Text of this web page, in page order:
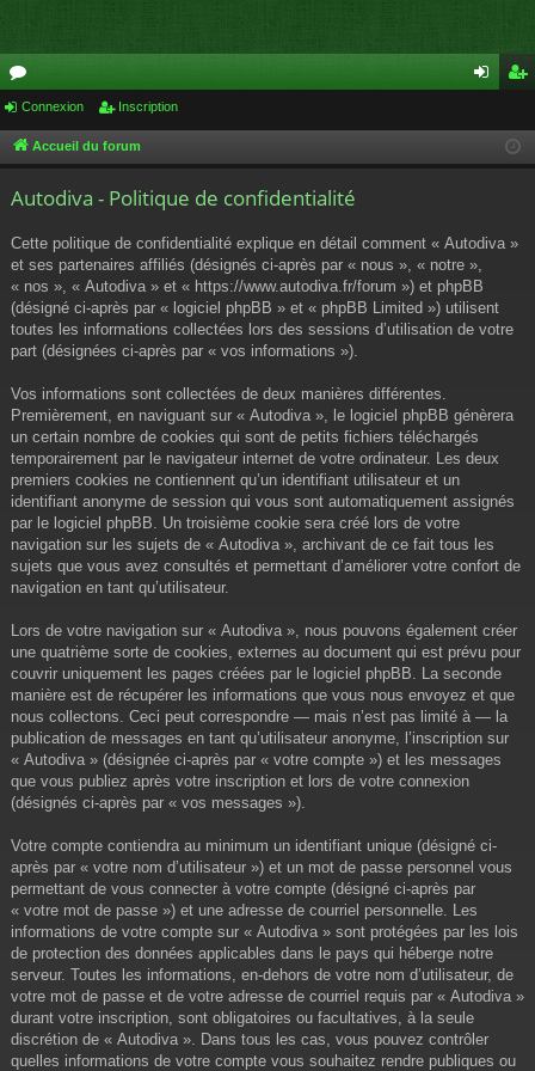
or
u cri
Connexion Inscription
Accueil du forum
Autodiva - Politique de confidentialité
Cette politique de confidentialité explique en détail comment « Autodiva »
et ses partenaires affiliés (désignés ci-après par « nous », « notre »,
« nos », « Autodiva » et « https://www.autodiva.fr/forum ») et phpBB
(désigné ci-après par « logiciel phpBB » et « phpBB Limited ») utilisent
toutes les informations collectées lors des sessions d’utilisation de votre
part (désignées ci-après par « vos informations »).
Vos informations sont collectées de deux manières différentes.
Premièrement, en naviguant sur « Autodiva », le logiciel phpBB génèrera
un certain nombre de cookies qui sont de petits fichiers téléchargés
temporairement par le navigateur internet de votre ordinateur. Les deux
premiers cookies ne contiennent qu’un identifiant utilisateur et un
identifiant anonyme de session qui vous sont automatiquement assignés
par le logiciel phpBB. Un troisième cookie sera créé lors de votre
navigation sur les sujets de « Autodiva », archivant de ce fait tous les
sujets que vous avez consultés et permettant d’améliorer votre confort de
navigation en tant qu’utilisateur.
Lors de votre navigation sur « Autodiva », nous pouvons également créer
une quatrième sorte de cookies, externes au document qui est prévu pour
couvrir uniquement les pages créées par le logiciel phpBB. La seconde
manière est de récupérer les informations que vous nous envoyez et que
nous collectons. Ceci peut correspondre — mais n’est pas limité à — la
publication de messages en tant qu’utilisateur anonyme, l’inscription sur
« Autodiva » (désignée ci-après par « votre compte ») et les messages
que vous publiez après votre inscription et lors de votre connexion
(désignés ci-après par « vos messages »).
Votre compte contiendra au minimum un identifiant unique (désigné ci-
après par « votre nom d’utilisateur ») et un mot de passe personnel vous
permettant de vous connecter à votre compte (désigné ci-après par
« votre mot de passe ») et une adresse de courriel personnelle. Les
informations de votre compte sur « Autodiva » sont protégées par les lois
de protection des données applicables dans le pays qui héberge notre
serveur. Toutes les informations, en-dehors de votre nom d’utilisateur, de
votre mot de passe et de votre adresse de courriel requis par « Autodiva »
durant votre inscription, sont obligatoires ou facultatives, à la seule
discrétion de « Autodiva ». Dans tous les cas, vous pouvez contrôler
quelles informations de votre compte vous souhaitez rendre publiques ou